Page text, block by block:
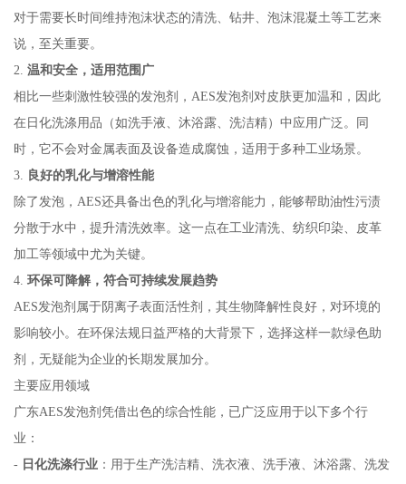
对于需要长时间维持泡沫状态的清洗、钻井、泡沫混凝土等工艺来
说，至关重要。
2. 温和安全，适用范围广
相比一些刺激性较强的发泡剂，AES发泡剂对皮肤更加温和，因此
在日化洗涤用品（如洗手液、沐浴露、洗洁精）中应用广泛。同
时，它不会对金属表面及设备造成腐蚀，适用于多种工业场景。
3. 良好的乳化与增溶性能
除了发泡，AES还具备出色的乳化与增溶能力，能够帮助油性污渍
分散于水中，提升清洗效率。这一点在工业清洗、纺织印染、皮革
加工等领域中尤为关键。
4. 环保可降解，符合可持续发展趋势
AES发泡剂属于阴离子表面活性剂，其生物降解性良好，对环境的
影响较小。在环保法规日益严格的大背景下，选择这样一款绿色助
剂，无疑能为企业的长期发展加分。
主要应用领域
广东AES发泡剂凭借出色的综合性能，已广泛应用于以下多个行
业：
- 日化洗涤行业：用于生产洗洁精、洗衣液、洗手液、沐浴露、洗发